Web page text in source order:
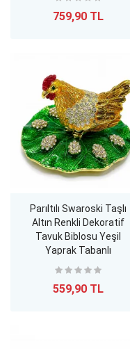
759,90 TL
Parıltılı Swaroski Taşlı
Altın Renkli Dekoratif
Tavuk Biblosu Yeşil
Yaprak Tabanlı
559,90 TL